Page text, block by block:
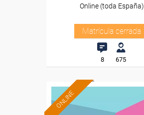
Online (toda España)
Matrícula cerrada
8 675
ONLINE